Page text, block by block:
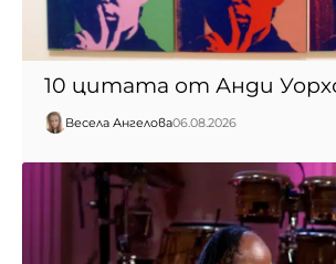
10 цитата от Анди
Весела Ангелова06.08.2026